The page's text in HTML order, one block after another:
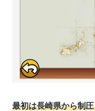
最初は長崎県から制